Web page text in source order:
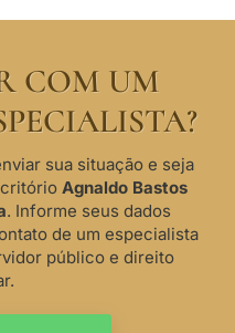
COM UM
sua situação e seja
Agnaldo Bastos
. Informe seus dados
de um especialista
público e direito